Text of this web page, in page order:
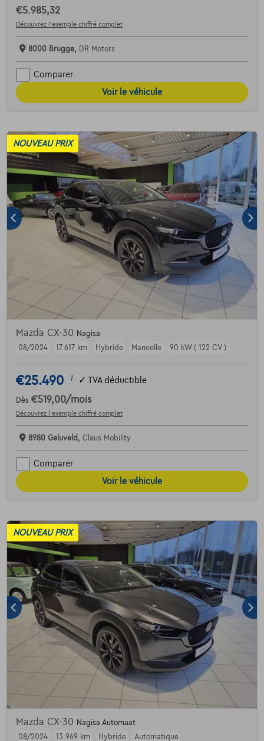
€5.985,32
Découvrez l’exemple chiffré complet
8000 Brugge, DR Motors
Comparer
Voir le véhicule
NOUVEAU PRIX
Mazda CX-30 Nagisa
08/2024
17.617 km Hybride Manuelle 90 kW ( 122 CV )
€25.490 1 ✓ TVA déductible
Dès €519,00/mois
Découvrez l’exemple chiffré complet
8980 Geluveld, Claus Mobility
Comparer
Voir le véhicule
NOUVEAU PRIX
Mazda CX-30 Nagisa Automaat
08/2024
13.969 km Hybride Automatique